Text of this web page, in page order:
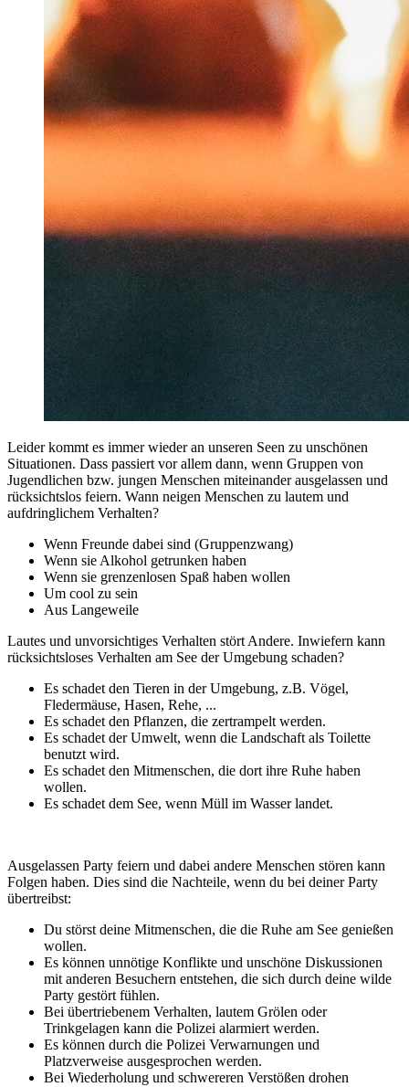
Leider kommt es immer wieder an unseren Seen zu unschönen
Situationen. Dass passiert vor allem dann, wenn Gruppen von
Jugendlichen bzw. jungen Menschen miteinander ausgelassen und
rücksichtslos feiern. Wann neigen Menschen zu lautem und
aufdringlichem Verhalten?
Wenn Freunde dabei sind (Gruppenzwang)
Wenn sie Alkohol getrunken haben
Wenn sie grenzenlosen Spaß haben wollen
Um cool zu sein
Aus Langeweile
Lautes und unvorsichtiges Verhalten stört Andere. Inwiefern kann
rücksichtsloses Verhalten am See der Umgebung schaden?
Es schadet den Tieren in der Umgebung, z.B. Vögel,
Fledermäuse, Hasen, Rehe, ...
Es schadet den Pflanzen, die zertrampelt werden.
Es schadet der Umwelt, wenn die Landschaft als Toilette
benutzt wird.
Es schadet den Mitmenschen, die dort ihre Ruhe haben
wollen.
Es schadet dem See, wenn Müll im Wasser landet.
Ausgelassen Party feiern und dabei andere Menschen stören kann
Folgen haben. Dies sind die Nachteile, wenn du bei deiner Party
übertreibst:
Du störst deine Mitmenschen, die die Ruhe am See genießen
wollen.
Es können unnötige Konflikte und unschöne Diskussionen
mit anderen Besuchern entstehen, die sich durch deine wilde
Party gestört fühlen.
Bei übertriebenem Verhalten, lautem Grölen oder
Trinkgelagen kann die Polizei alarmiert werden.
Es können durch die Polizei Verwarnungen und
Platzverweise ausgesprochen werden.
Bei Wiederholung und schwereren Verstößen drohen